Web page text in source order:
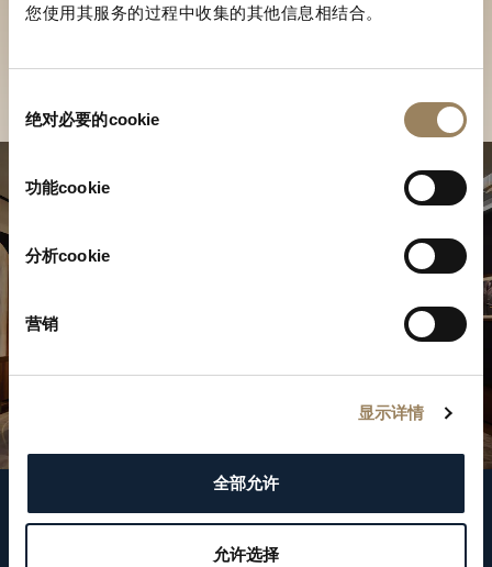
您使用其服务的过程中收集的其他信息相结合。
绝对必要的cookie
功能cookie
分析cookie
营销
显示详情
全部允许
允许选择
於專賣店探索品牌系列作品
尋找專賣店
關注我們